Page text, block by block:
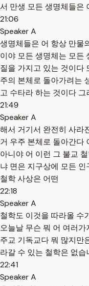
서 만생 모든 생명체들은
21:06
Speaker A
생명체들은 어 항상 만물
이야 모든 생명체는 모든
질을 가지고 있는 것이다
주의 본체로 돌아가려는
고 수타라 하는 것이다
21:49
Speaker A
해서 거기서 완전히 사라
거 우주 본체로 돌아간다
아니야 어 이런 그 불교
냐 면은 지구상에 모든
철학 사상은 어떤
22:18
Speaker A
철학도 이것을 따라올 수
오늘날 무슨 뭐 어 여러
주교 기독교다 뭐 많지만
라갈 수 있는 철학은 없
22:41
Speaker A